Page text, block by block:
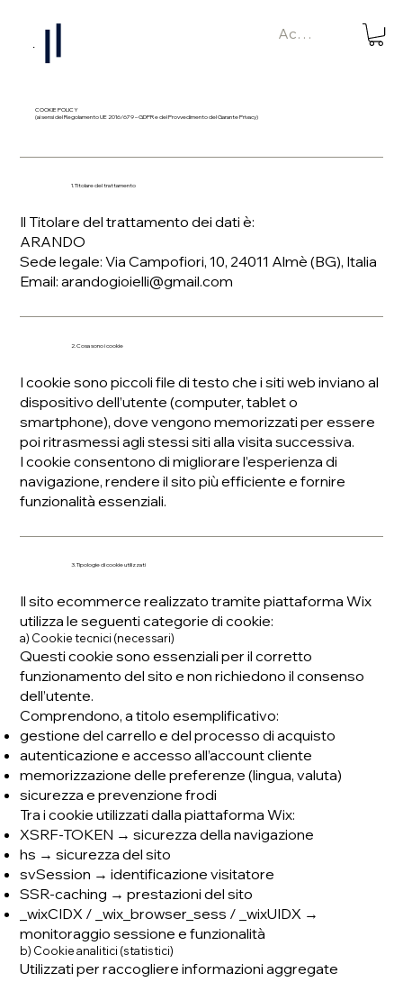
Accedi
COOKIE POLICY
(ai sensi del Regolamento UE 2016/679 – GDPR e del Provvedimento del Garante Privacy)
1. Titolare del trattamento
Il Titolare del trattamento dei dati è:
ARANDO
Sede legale: Via Campofiori, 10, 24011 Almè (BG), Italia
Email: arandogioielli@gmail.com
2. Cosa sono i cookie
I cookie sono piccoli file di testo che i siti web inviano al
dispositivo dell’utente (computer, tablet o
smartphone), dove vengono memorizzati per essere
poi ritrasmessi agli stessi siti alla visita successiva.
I cookie consentono di migliorare l’esperienza di
navigazione, rendere il sito più efficiente e fornire
funzionalità essenziali.
3. Tipologie di cookie utilizzati
Il sito ecommerce realizzato tramite piattaforma Wix
utilizza le seguenti categorie di cookie:
a) Cookie tecnici (necessari)
Questi cookie sono essenziali per il corretto
funzionamento del sito e non richiedono il consenso
dell’utente.
Comprendono, a titolo esemplificativo:
gestione del carrello e del processo di acquisto
autenticazione e accesso all’account cliente
memorizzazione delle preferenze (lingua, valuta)
sicurezza e prevenzione frodi
Tra i cookie utilizzati dalla piattaforma Wix:
XSRF-TOKEN → sicurezza della navigazione
hs → sicurezza del sito
svSession → identificazione visitatore
SSR-caching → prestazioni del sito
_wixCIDX / _wix_browser_sess / _wixUIDX →
monitoraggio sessione e funzionalità
b) Cookie analitici (statistici)
Utilizzati per raccogliere informazioni aggregate